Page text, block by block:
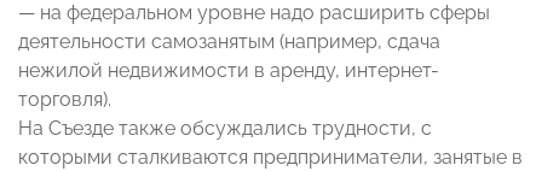
— на федеральном уровне надо расширить сферы
деятельности самозанятым (например, сдача
нежилой недвижимости в аренду, интернет-
торговля).
На Съезде также обсуждались трудности, с
которыми сталкиваются предприниматели, занятые в